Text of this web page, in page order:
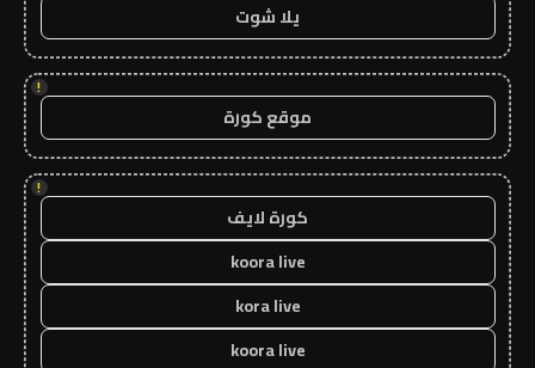
يلا شوت
!
موقع كورة
!
كورة لايف
koora live
kora live
koora live